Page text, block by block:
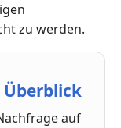
zu werden.
auf